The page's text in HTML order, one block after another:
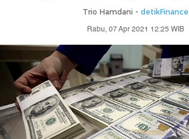
Trio Hamdani - detikFinance
Rabu, 07 Apr 2021 12:25 WIB